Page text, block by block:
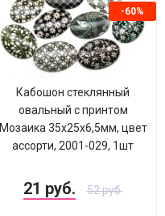
-60%
Кабошон стеклянный
овальный с принтом
Мозаика 35х25х6,5мм, цвет
ассорти, 2001-029, 1шт
21 руб. 52 руб.